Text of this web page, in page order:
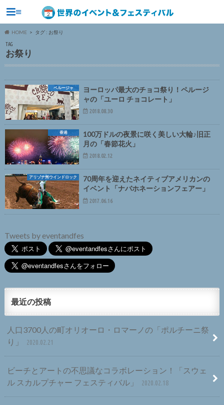
≡
HOME タグ : お祭り
TAG
お祭り
ペルージャ
ヨーロッパ最大のチョコ祭り！ペルージ
ャの「ユーロ チョコレート」
2018.08.30
香港
100万ドルの夜景に咲く美しい大輪♪旧正
月の「春節花火」
2018.02.12
アリゾナ州ウインドロック
70周年を迎えたネイティブアメリカンの
イベント「ナバホネーションフェアー」
2017.06.16
Tweets by eventandfes
最近の投稿
人口3700人の町オリオーロ・ロマーノの「ポルチーニ祭
り」
2020.02.21
ビーチとアートの不思議なコラボレーション！「スウェ
ル スカルプチャー フェスティバル」
2020.02.18